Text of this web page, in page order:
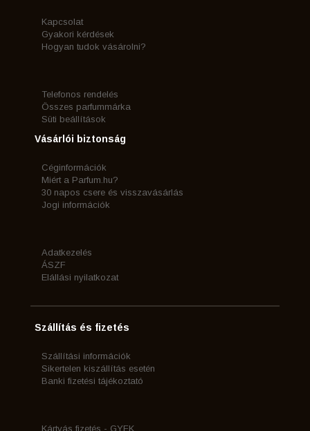
Kapcsolat
Gyakori kérdések
Hogyan tudok vásárolni?
Telefonos rendelés
Összes parfummárka
Süti beállítások
Vásárlói biztonság
Céginformációk
Miért a Parfum.hu?
30 napos csere és visszavásárlás
Jogi információk
Adatkezelés
ÁSZF
Elállási nyilatkozat
Szállítás és fizetés
Szállítási információk
Sikertelen kiszállítás esetén
Banki fizetési tájékoztató
Kártyás fizetés - GYFK